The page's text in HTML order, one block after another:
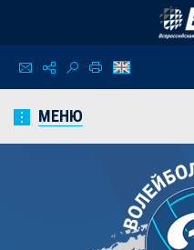
МЕНЮ